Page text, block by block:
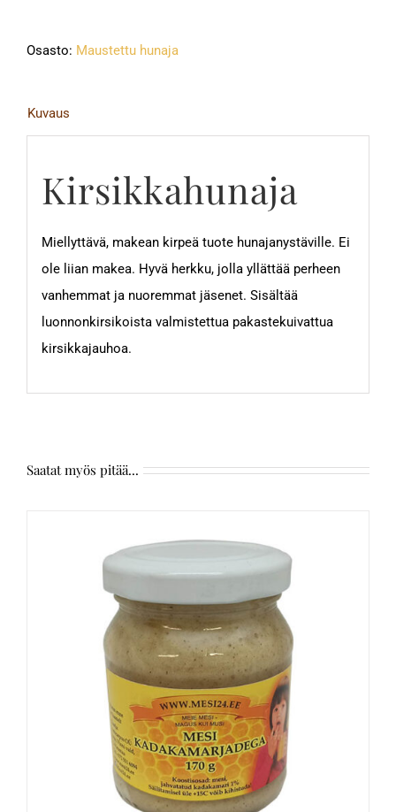
Osasto: Maustettu hunaja
Kuvaus
Kirsikkahunaja
Miellyttävä, makean kirpeä tuote hunajanystäville. Ei
ole liian makea. Hyvä herkku, jolla yllättää perheen
vanhemmat ja nuoremmat jäsenet. Sisältää
luonnonkirsikoista valmistettua pakastekuivattua
kirsikkajauhoa.
Saatat myös pitää...